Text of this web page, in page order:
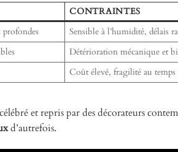
CONTRAINTES
Sensible à l’humidité, délais
Détérioration mécanique et
Coût élevé, fragilité au temps
et repris par des décorateurs
d’autrefois.